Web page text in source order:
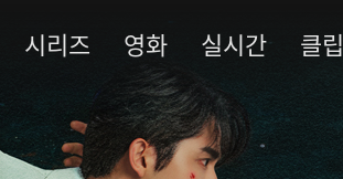
시리즈 영화 실시간 클립